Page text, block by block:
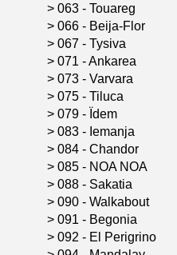
> 063 - Touareg
> 066 - Beija-Flor
> 067 - Tysiva
> 071 - Ankarea
> 073 - Varvara
> 075 - Tiluca
> 079 - Ïdem
> 083 - Iemanja
> 084 - Chandor
> 085 - NOA NOA
> 088 - Sakatia
> 090 - Walkabout
> 091 - Begonia
> 092 - El Perigrino